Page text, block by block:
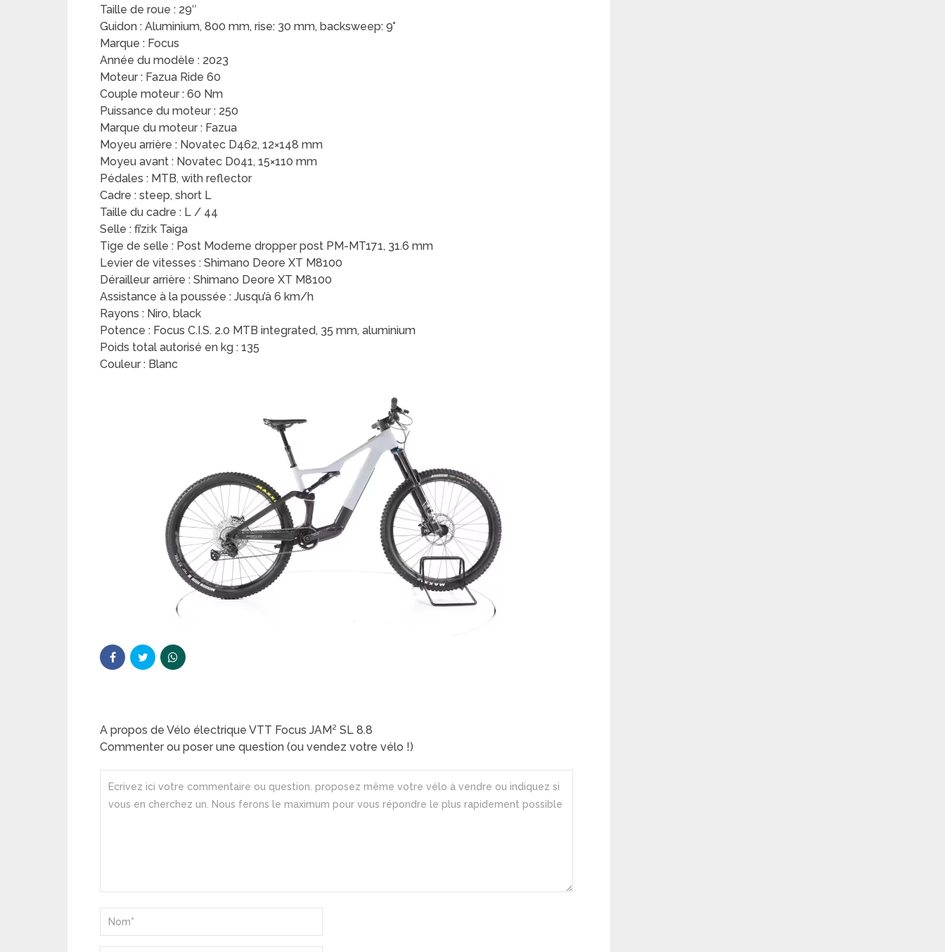
Taille de roue : 29″
Guidon : Aluminium, 800 mm, rise: 30 mm, backsweep: 9°
Marque : Focus
Année du modèle : 2023
Moteur : Fazua Ride 60
Couple moteur : 60 Nm
Puissance du moteur : 250
Marque du moteur : Fazua
Moyeu arrière : Novatec D462, 12×148 mm
Moyeu avant : Novatec D041, 15×110 mm
Pédales : MTB, with reflector
Cadre : steep, short L
Taille du cadre : L / 44
Selle : fi’zi:k Taiga
Tige de selle : Post Moderne dropper post PM-MT171, 31.6 mm
Levier de vitesses : Shimano Deore XT M8100
Dérailleur arrière : Shimano Deore XT M8100
Assistance à la poussée : Jusqu’à 6 km/h
Rayons : Niro, black
Potence : Focus C.I.S. 2.0 MTB integrated, 35 mm, aluminium
Poids total autorisé en kg : 135
Couleur : Blanc
A propos de Vélo électrique VTT Focus JAM² SL 8.8
Commenter ou poser une question (ou vendez votre vélo !)